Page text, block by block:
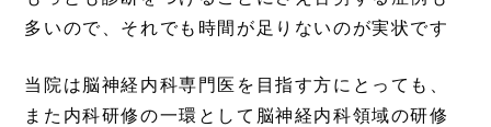
多いので、それでも時間が足りないのが実状です
当院は脳神経内科専門医を目指す方にとっても、
また内科研修の一環として脳神経内科領域の研修